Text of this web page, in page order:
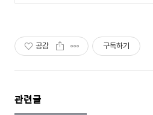
공감 구독하기
관련글